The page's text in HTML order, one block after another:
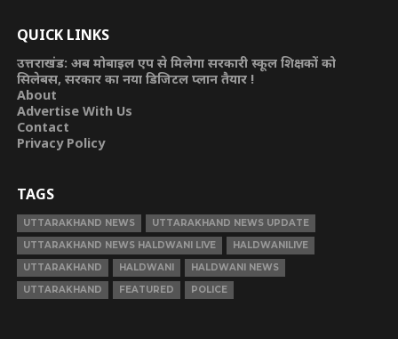
QUICK LINKS
उत्तराखंड: अब मोबाइल एप से मिलेगा सरकारी स्कूल शिक्षकों को
सिलेबस, सरकार का नया डिजिटल प्लान तैयार !
About
Advertise With Us
Contact
Privacy Policy
TAGS
UTTARAKHAND NEWS
UTTARAKHAND NEWS UPDATE
UTTARAKHAND NEWS HALDWANI LIVE
HALDWANILIVE
UTTARAKHAND
HALDWANI
HALDWANI NEWS
UTTARAKHAND
FEATURED POLICE